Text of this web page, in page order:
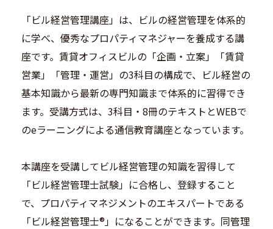
「ビル経営管理講座」は、ビルの経営管理を体系的
に学べ、優秀なプロパティマネジャーを養成する講
座です。賃貸オフィスビルの「企画・立案」「賃貸
営業」「管理・運営」の3科目の構成で、ビル経営の
基本知識から最新の専門知識まで体系的に習得でき
ます。受講方式は、3科目・8冊のテキストとWEBで
のeラーニングによる通信教育講座となっています。
本講座を受講してビル経営管理の知識を習得して
「ビル経営管理士試験」に合格し、登録すること
で、プロパティマネジメントのエキスパートである
「ビル経営管理士®」になることができます。同管理